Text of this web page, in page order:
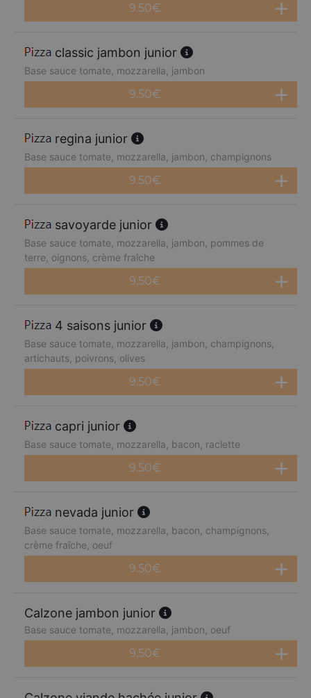
9.50€
classic jambon junior
Base sauce tomate, mozzarella, jambon
9.50€
regina junior
Base sauce tomate, mozzarella, jambon, champignons
9.50€
savoyarde junior
Base sauce tomate, mozzarella, jambon, pommes de
terre, oignons, crème fraîche
9.50€
4 saisons junior
Base sauce tomate, mozzarella, jambon, champignons,
artichauts, poivrons, olives
9.50€
capri junior
Base sauce tomate, mozzarella, bacon, raclette
9.50€
nevada junior
Base sauce tomate, mozzarella, bacon, champignons,
crème fraîche, oeuf
9.50€
Calzone jambon junior
Base sauce tomate, mozzarella, jambon, oeuf
9.50€